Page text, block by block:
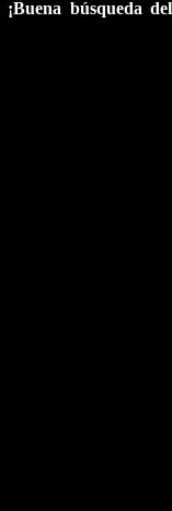
¡Buena búsqueda del